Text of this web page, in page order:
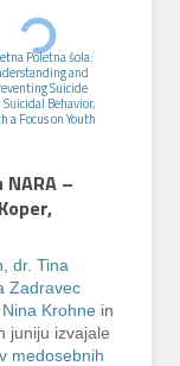
Poletna šola:
and
Suicide
Suicidal Behavior,
a Focus on Youth
–
,dr. Tina
Zadravec
Nina Krohne in
juniju izvajale
medosebnih